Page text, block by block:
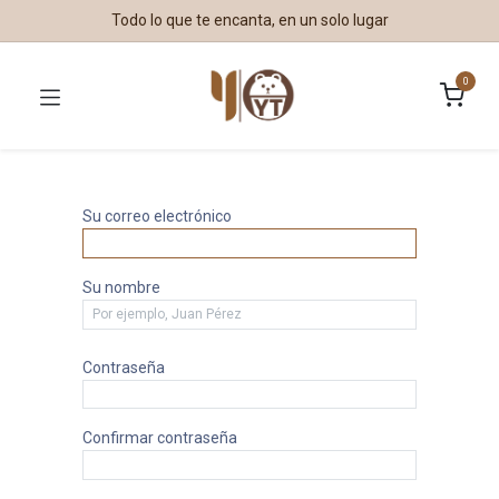
Todo lo que te encanta, en un solo lugar
0
Su correo electrónico
Su nombre
Contraseña
Confirmar contraseña